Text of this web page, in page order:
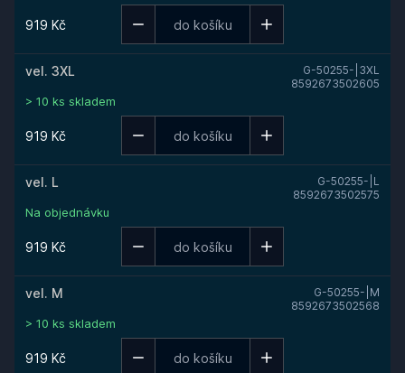
919 Kč
vel. 3XL
G-50255-|3XL
8592673502605
> 10 ks skladem
919 Kč
vel. L
G-50255-|L
8592673502575
Na objednávku
919 Kč
vel. M
G-50255-|M
8592673502568
> 10 ks skladem
919 Kč